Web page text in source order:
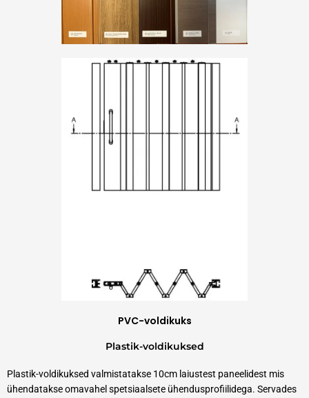
PVC-voldikuks
Plastik-voldikuksed
Plastik-voldikuksed valmistatakse 10cm laiustest paneelidest mis
ühendatakse omavahel spetsiaalsete ühendusprofiilidega. Servades